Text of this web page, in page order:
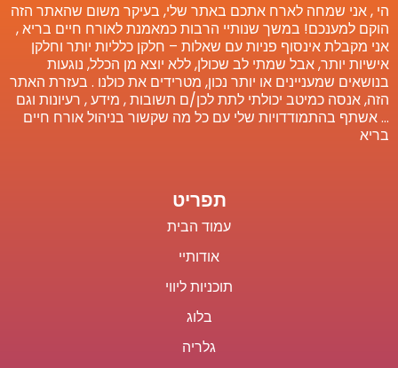
הי , אני שמחה לארח אתכם באתר שלי, בעיקר משום שהאתר הזה
הוקם למענכם! במשך שנותיי הרבות כמאמנת לאורח חיים בריא ,
אני מקבלת אינסוף פניות עם שאלות – חלקן כלליות יותר וחלקן
אישיות יותר, אבל שמתי לב שכולן, ללא יוצא מן הכלל, נוגעות
בנושאים שמעניינים או יותר נכון, מטרידים את כולנו . בעזרת האתר
הזה, אנסה כמיטב יכולתי לתת לכן/ם תשובות , מידע , רעיונות וגם
… אשתף בהתמודדויות שלי עם כל מה שקשור בניהול אורח חיים
בריא
תפריט
עמוד הבית
אודותיי
תוכניות ליווי
בלוג
גלריה